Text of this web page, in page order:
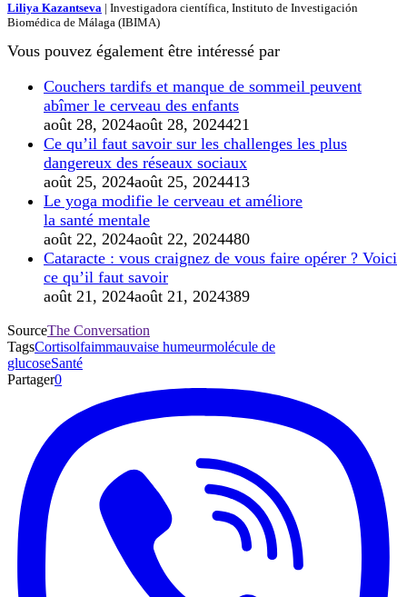
Liliya Kazantseva | Investigadora científica, Instituto de Investigación
Biomédica de Málaga (IBIMA)
Vous pouvez également être intéressé par
Couchers tardifs et manque de sommeil peuvent
abîmer le cerveau des enfants
août 28, 2024août 28, 2024421
Ce qu’il faut savoir sur les challenges les plus
dangereux des réseaux sociaux
août 25, 2024août 25, 2024413
Le yoga modifie le cerveau et améliore
la santé mentale
août 22, 2024août 22, 2024480
Cataracte : vous craignez de vous faire opérer ? Voici
ce qu’il faut savoir
août 21, 2024août 21, 2024389
SourceThe Conversation
TagsCortisolfaimmauvaise humeurmolécule de
glucoseSanté
Partager0